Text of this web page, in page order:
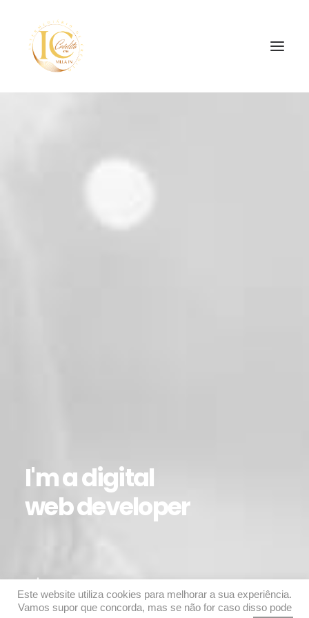
I'm a digital
web developer
Este website utiliza cookies para melhorar a sua experiência.
Vamos supor que concorda, mas se não for caso disso pode